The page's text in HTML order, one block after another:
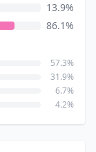
13.9%
86.1%
57.3%
31.9%
6.7%
4.2%